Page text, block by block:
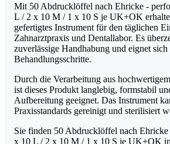
1
x
10
S
je
UK+OK
Mit 50 Abdrucklöffel nach Ehricke -
L / 2 x 10 M / 1 x 10 S je UK+OK
gefertigtes Instrument für den täglichen
Zahnarztpraxis und Dentallabor. Es
zuverlässige Handhabung und eignet
Behandlungsschritte.
Durch die Verarbeitung aus
ist dieses Produkt langlebig, formstabil
Aufbereitung geeignet. Das Instrument
Praxisstandards gereinigt und sterilisiert
Sie finden 50 Abdrucklöffel nach
x 10 L / 2 x 10 M / 1 x 10 S je UK+OK